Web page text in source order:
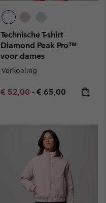
Technische T-shirt
Diamond Peak Pro™
voor dames
Verkoeling
Minimum sale price:
€ 52,00 - Maximum price:
€ 65,00